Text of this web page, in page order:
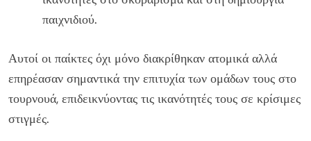
παιχνιδιού.
Αυτοί οι παίκτες όχι μόνο διακρίθηκαν ατομικά αλλά
επηρέασαν σημαντικά την επιτυχία των ομάδων τους στο
τουρνουά, επιδεικνύοντας τις ικανότητές τους σε κρίσιμες
στιγμές.